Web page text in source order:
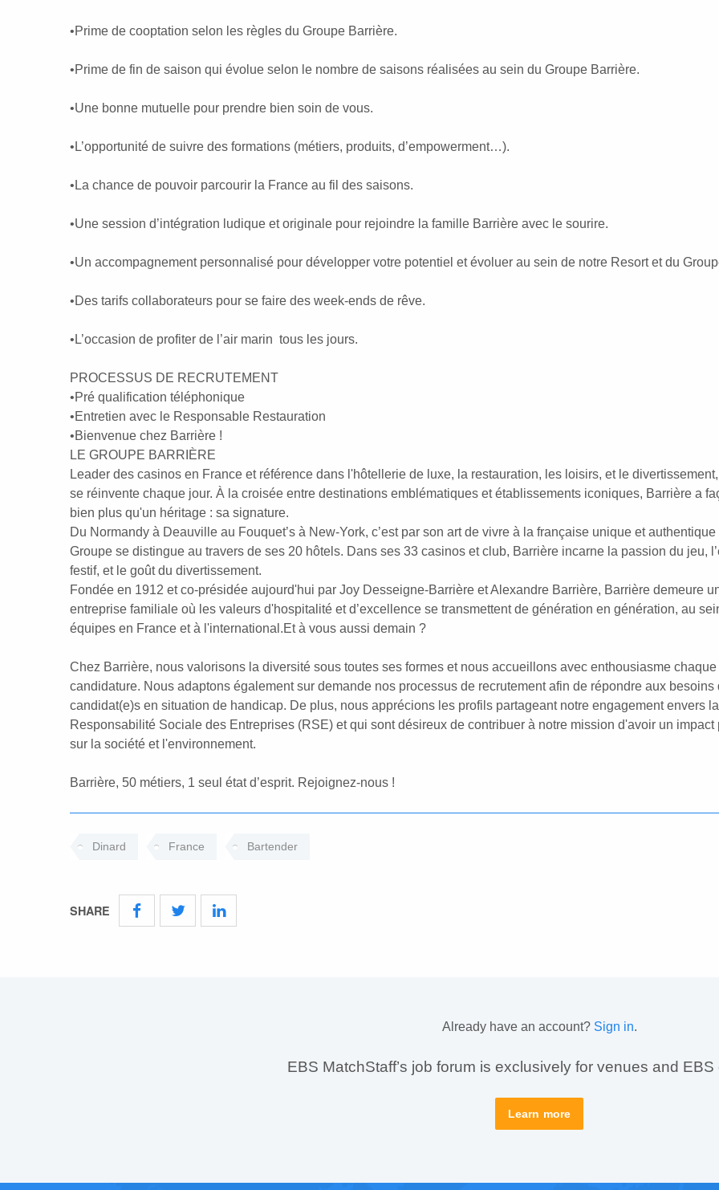
•Prime de cooptation selon les règles du Groupe Barrière.
•Prime de fin de saison qui évolue selon le nombre de saisons réalisées au sein du Groupe Barrière.
•Une bonne mutuelle pour prendre bien soin de vous.
•L’opportunité de suivre des formations (métiers, produits, d’empowerment…).
•La chance de pouvoir parcourir la France au fil des saisons.
•Une session d’intégration ludique et originale pour rejoindre la famille Barrière avec le sourire.
•Un accompagnement personnalisé pour développer votre potentiel et évoluer au sein de notre Resort et du
•Des tarifs collaborateurs pour se faire des week-ends de rêve.
•L’occasion de profiter de l’air marin tous les jours.
PROCESSUS DE RECRUTEMENT
•Pré qualification téléphonique
•Entretien avec le Responsable Restauration
•Bienvenue chez Barrière !
LE GROUPE BARRIÈRE
Leader des casinos en France et référence dans l'hôtellerie de luxe, la restauration, les loisirs, et le
se réinvente chaque jour. À la croisée entre destinations emblématiques et établissements iconiques, Barrière a
bien plus qu'un héritage : sa signature.
Du Normandy à Deauville au Fouquet’s à New-York, c’est par son art de vivre à la française unique et
Groupe se distingue au travers de ses 20 hôtels. Dans ses 33 casinos et club, Barrière incarne la passion du jeu,
festif, et le goût du divertissement.
Fondée en 1912 et co-présidée aujourd'hui par Joy Desseigne-Barrière et Alexandre Barrière, Barrière demeure
entreprise familiale où les valeurs d'hospitalité et d’excellence se transmettent de génération en génération, au
équipes en France et à l'international.Et à vous aussi demain ?
Chez Barrière, nous valorisons la diversité sous toutes ses formes et nous accueillons avec enthousiasme chaque
candidature. Nous adaptons également sur demande nos processus de recrutement afin de répondre aux besoins
candidat(e)s en situation de handicap. De plus, nous apprécions les profils partageant notre engagement envers la
Responsabilité Sociale des Entreprises (RSE) et qui sont désireux de contribuer à notre mission d'avoir un impact
sur la société et l'environnement.
Barrière, 50 métiers, 1 seul état d’esprit. Rejoignez-nous !
Dinard France Bartender
SHARE
Already have an account? Sign in.
EBS MatchStaff’s job forum is exclusively for venues and
Learn more